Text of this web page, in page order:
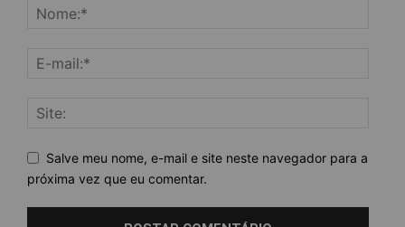
Salve meu nome, e-mail e site neste navegador para a
próxima vez que eu comentar.